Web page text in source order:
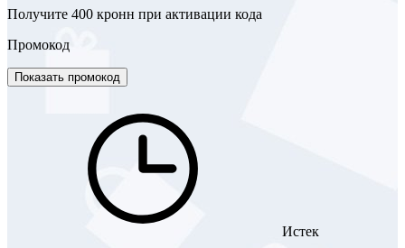
Получите 400 кронн при активации кода
Промокод
Показать промокод
Истек